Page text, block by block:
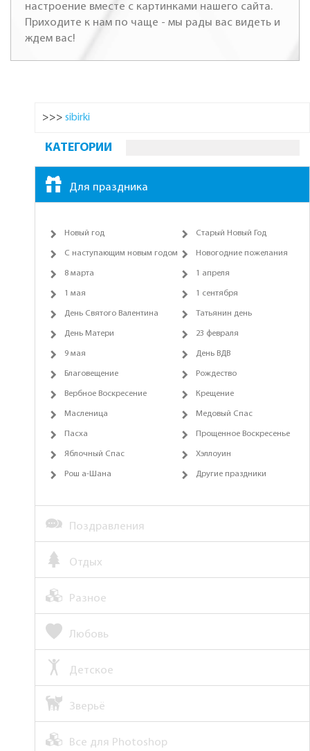
настроение вместе с картинками нашего сайта.
Приходите к нам по чаще - мы рады вас видеть и
ждем вас!
>>> sibirki
КАТЕГОРИИ
Для праздника
Новый год Старый Новый Год
С наступающим новым годом Новогодние пожелания
8 марта 1 апреля
1 мая 1 сентября
День Святого Валентина Татьянин день
День Матери 23 февраля
9 мая День ВДВ
Благовещение Рождество
Вербное Воскресение Крещение
Масленица Медовый Спас
Пасха Прощенное Воскресенье
Яблочный Спас Хэллоуин
Рош а-Шана Другие праздники
Поздравления
Отдых
Разное
Любовь
Детское
Зверьё
Все для Photoshop